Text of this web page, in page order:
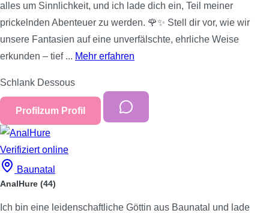
alles um Sinnlichkeit, und ich lade dich ein, Teil meiner
prickelnden Abenteuer zu werden. 🌹✨ Stell dir vor, wie wir
unsere Fantasien auf eine unverfälschte, ehrliche Weise
erkunden – tief ... Mehr erfahren
Schlank Dessous
Profil zum Profil
Verifiziertonline
Baunatal
AnalHure (44)
Ich bin eine leidenschaftliche Göttin aus Baunatal und lade